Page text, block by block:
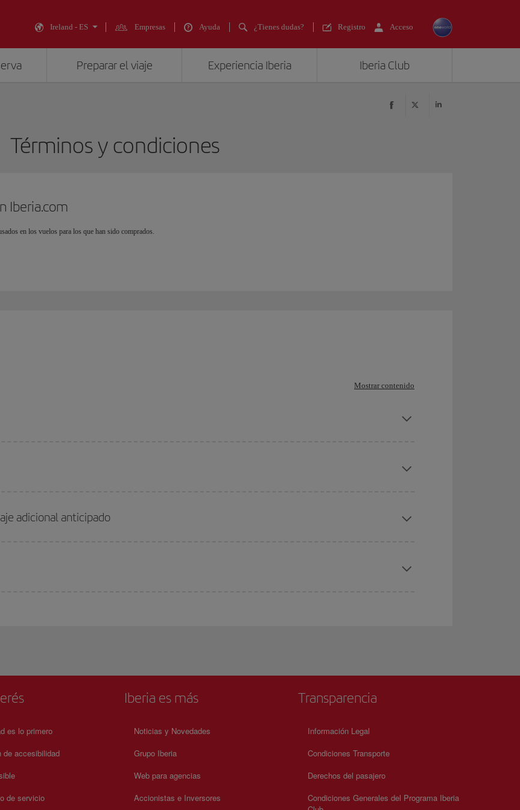
Ireland - ES Empresas Ayuda ¿Tienes dudas? Registro Acceso
Preparar el viaje Experiencia Iberia Iberia Club
Términos y condiciones
Iberia.com
en los vuelos para los que han sido comprados.
Mostrar contenido
adicional anticipado
es lo primero
de accesibilidad
de servicio
Iberia es más
Noticias y Novedades
Grupo Iberia
Web para agencias
Accionistas e Inversores
Transparencia
Información Legal
Condiciones Transporte
Derechos del pasajero
Condiciones Generales del Programa Iberia